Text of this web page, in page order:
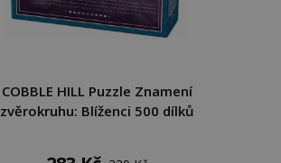
COBBLE HILL Puzzle Znamení
zvěrokruhu: Blíženci 500 dílků